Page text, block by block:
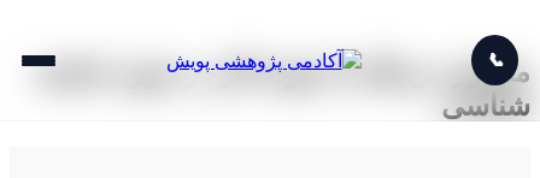
📞
مشاوره رساله با نمونه کار در حوزه جامعه
شناسی